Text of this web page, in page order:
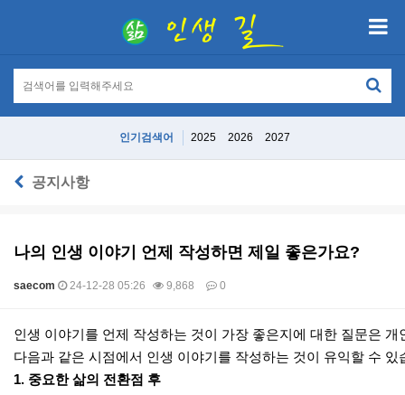
인기검색어 2025 2026 2027
공지사항
나의 인생 이야기 언제 작성하면 제일 좋은가요?
saecom 24-12-28 05:26 9,868 0
본문
인생 이야기를 언제 작성하는 것이 가장 좋은지에 대한 질문은
다음과 같은 시점에서 인생 이야기를 작성하는 것이 유익할 수 있
1. 중요한 삶의 전환점 후